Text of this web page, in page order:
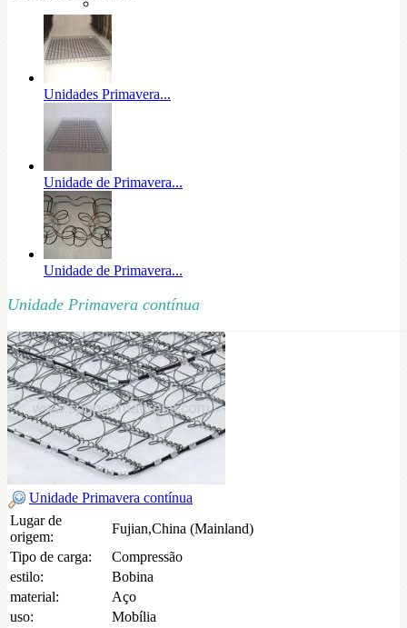
Unidades Primavera...
Unidade de Primavera...
Unidade de Primavera...
Unidade Primavera contínua
Unidade Primavera contínua
Lugar de
origem:
Fujian,China (Mainland)
Tipo de carga:
Compressão
estilo:
Bobina
material:
Aço
uso:
Mobília